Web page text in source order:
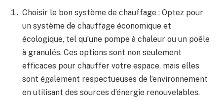
Choisir le bon système de chauffage : Optez ‍pour
un système de‍ chauffage économique et
écologique, ⁢tel qu’une pompe ‍à⁣ chaleur ou​ un ‍poêle
à granulés. Ces options sont non ⁢seulement
efficaces pour chauffer votre espace, mais elles
sont‌ également respectueuses‌ de l’environnement
en ⁢utilisant des sources d’énergie renouvelables.